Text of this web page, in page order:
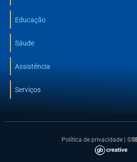
Educação
Sáude
Assistência
Serviços
Política de privacidade|